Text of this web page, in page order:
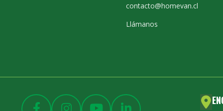
contacto@homevan.cl
Llámanos